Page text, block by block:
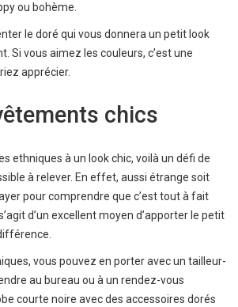
ou bohème.
le doré qui vous donnera un petit look
Si vous aimez les couleurs, c’est une
apprécier.
chics
ethniques à un look chic, voilà un défi de
à relever. En effet, aussi étrange soit
pour comprendre que c’est tout à fait
d’un excellent moyen d’apporter le petit
vous pouvez en porter avec un tailleur-
au bureau ou à un rendez-vous
courte noire avec des accessoires dorés